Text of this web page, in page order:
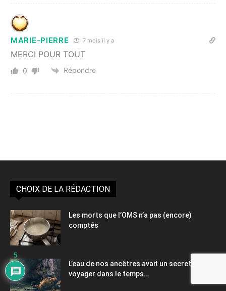
MARIE-PIERRE 7 mois il y a
MERCI POUR TOUT
0 Répondre
CHOIX DE LA RÉDACTION
Les morts que l’OMS n’a pas (encore)
comptés
L’eau de nos ancêtres avait un secret,
voyager dans le temps...
5